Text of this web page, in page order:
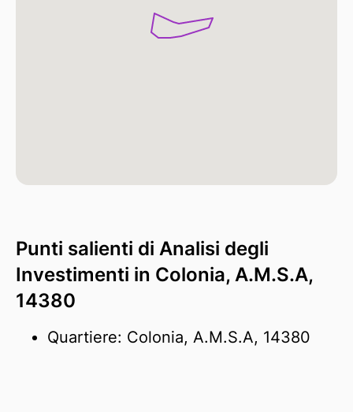
Punti salienti di Analisi degli
Investimenti in Colonia, A.M.S.A,
14380
Quartiere: Colonia, A.M.S.A, 14380